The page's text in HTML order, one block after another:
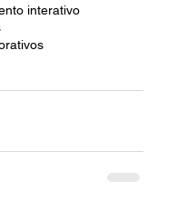
interativo